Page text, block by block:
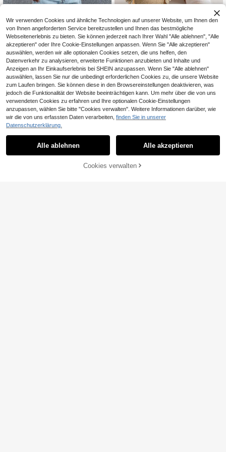
Damen einfarbige Bermuda Denim
Shorts, lässig für den Sommer, Allta
gskleidung
19,79€
Damen Lässig Einfarbig Wildleder Sl
ip-On Mule Hausschuhe, Erhältlich i
n Thermofutter- und Nicht-Thermof
utter-Versionen, Gemütlich
#1 Bestseller
21 ,43€
Wir verwenden Cookies und ähnliche Technologien auf unserer Website, um Ihnen den
von Ihnen angeforderten Service bereitzustellen und Ihnen das bestmögliche
Webseitenerlebnis zu bieten. Sie können jederzeit nach Ihrer Wahl "Alle ablehnen", "Alle
akzeptieren" oder Ihre Cookie-Einstellungen anpassen. Wenn Sie "Alle akzeptieren"
auswählen, werden wir alle optionalen Cookies setzen, die uns helfen, den
Datenverkehr zu analysieren, erweiterte Funktionen anzubieten und Inhalte und
Anzeigen an Ihr Einkaufserlebnis bei SHEIN anzupassen. Wenn Sie "Alle ablehnen"
auswählen, lassen Sie nur die unbedingt erforderlichen Cookies zu, die unsere Website
zum Laufen bringen. Sie können diese in den Browsereinstellungen deaktivieren, was
jedoch die Funktionalität der Website beeinträchtigen kann. Um mehr über die von uns
verwendeten Cookies zu erfahren und Ihre optionalen Cookie-Einstellungen
anzupassen, wählen Sie bitte "Cookies verwalten". Weitere Informationen darüber, wie
wir die von uns erfassten Daten verarbeiten, finden Sie in unserer
Datenschutzerklärung.
Alle ablehnen Alle akzeptieren
Cookies verwalten